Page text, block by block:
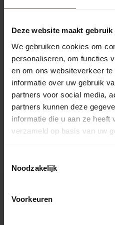
Deze website maakt
We gebruiken cookies om
personaliseren, om functies
en om ons websiteverkeer
informatie over uw gebruik
partners voor social media,
partners kunnen deze
informatie die u aan ze heeft
verzameld op basis van uw
Noodzakelijk
Voorkeuren
Vragen over dit product?
Neem gerust contact op met
info@barrelatelier.nlof038 -
Recent bekeken